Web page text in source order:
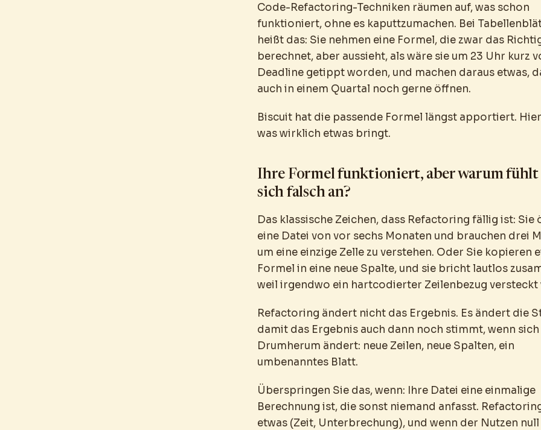
Code-Refactoring-Techniken räumen auf, was schon
funktioniert, ohne es kaputtzumachen. Bei
heißt das: Sie nehmen eine Formel, die zwar das
berechnet, aber aussieht, als wäre sie um 23 Uhr kurz
Deadline getippt worden, und machen daraus etwas,
auch in einem Quartal noch gerne öffnen.
Biscuit hat die passende Formel längst apportiert.
was wirklich etwas bringt.
Ihre Formel funktioniert, aber warum fühlt
sich falsch an?
Das klassische Zeichen, dass Refactoring fällig ist: Sie
eine Datei von vor sechs Monaten und brauchen drei
um eine einzige Zelle zu verstehen. Oder Sie kopieren
Formel in eine neue Spalte, und sie bricht lautlos
weil irgendwo ein hartcodierter Zeilenbezug versteckt
Refactoring ändert nicht das Ergebnis. Es ändert die
damit das Ergebnis auch dann noch stimmt, wenn sich
Drumherum ändert: neue Zeilen, neue Spalten, ein
umbenanntes Blatt.
Überspringen Sie das, wenn: Ihre Datei eine einmalige
Berechnung ist, die sonst niemand anfasst.
etwas (Zeit, Unterbrechung), und wenn der Nutzen